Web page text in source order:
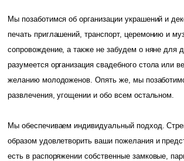
Мы позаботимся об организации украшений и
печать приглашений, транспорт, церемонию и
сопровождение, а также не забудем о няне для
разумеется организация свадебного стола или
желанию молодоженов. Опять же, мы
развлечения, угощении и обо всем остальном.
Мы обеспечиваем индивидуальный подход.
образом удовлетворить ваши пожелания и
есть в распоряжении собственные замковые,